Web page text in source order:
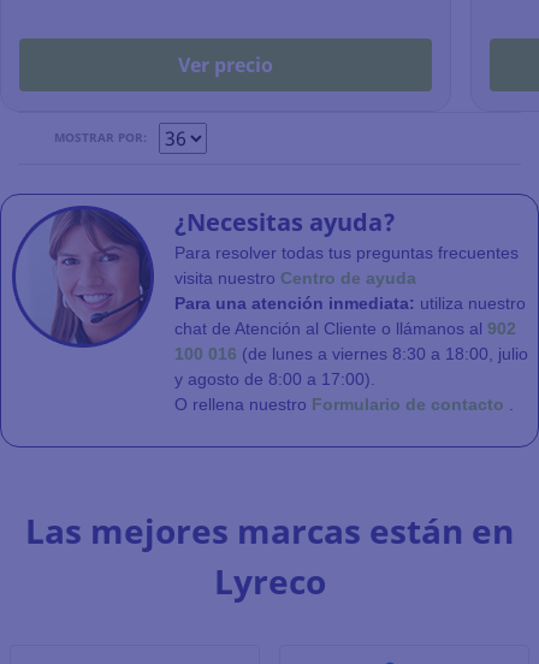
Ver precio
MOSTRAR POR:
¿Necesitas ayuda?
Para resolver todas tus preguntas frecuentes
visita nuestro Centro de ayuda
Para una atención inmediata: utiliza nuestro
chat de Atención al Cliente o llámanos al 902
100 016 (de lunes a viernes 8:30 a 18:00, julio
y agosto de 8:00 a 17:00).
O rellena nuestro Formulario de contacto
Las mejores marcas están en
Lyreco